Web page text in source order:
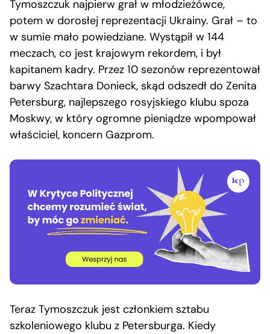
Tymoszczuk najpierw grał w młodzieżówce,
potem w dorosłej reprezentacji Ukrainy. Grał – to
w sumie mało powiedziane. Wystąpił w 144
meczach, co jest krajowym rekordem, i był
kapitanem kadry. Przez 10 sezonów reprezentował
barwy Szachtara Donieck, skąd odszedł do Zenita
Petersburg, najlepszego rosyjskiego klubu spoza
Moskwy, w który ogromne pieniądze wpompował
właściciel, koncern Gazprom.
Teraz Tymoszczuk jest członkiem sztabu
szkoleniowego klubu z Petersburga. Kiedy